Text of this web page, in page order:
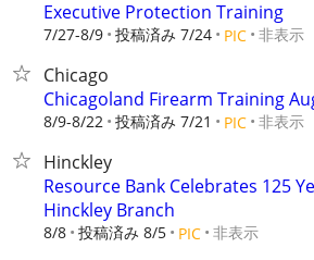
Executive Protection Training
7/27-8/9 投稿済み 7/24 PIC 非表示
Chicago
Chicagoland Firearm Training
8/9-8/22 投稿済み 7/21 PIC 非表示
Hinckley
Resource Bank Celebrates 125
Hinckley Branch
8/8 投稿済み 8/5 PIC 非表示